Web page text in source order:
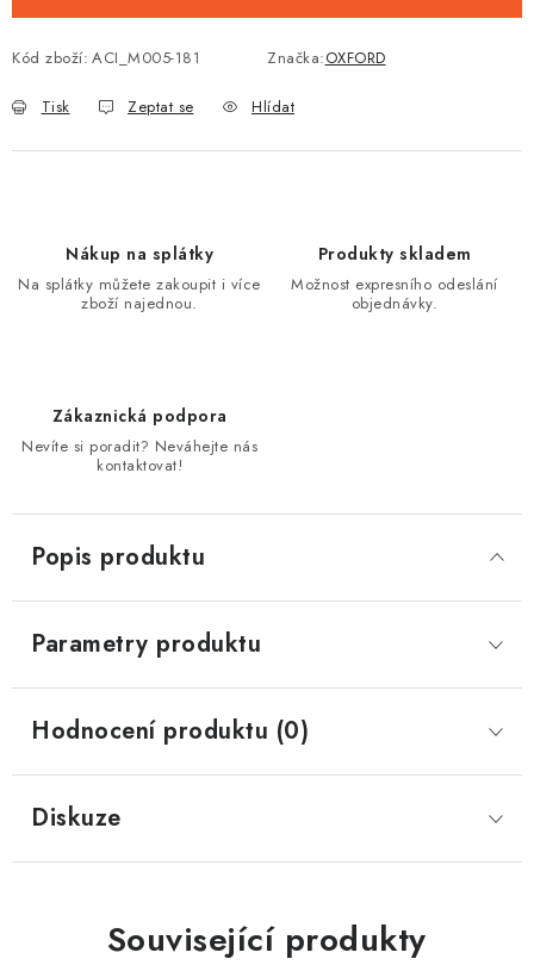
Kód zboží: ACI_M005-181 Značka:OXFORD
Tisk Zeptat se Hlídat
Nákup na splátky
Na splátky můžete zakoupit i více
zboží najednou.
Produkty skladem
Možnost expresního odeslání
objednávky.
Zákaznická podpora
Nevíte si poradit? Neváhejte nás
kontaktovat!
Popis produktu
Parametry produktu
Hodnocení produktu (0)
Diskuze
Související produkty